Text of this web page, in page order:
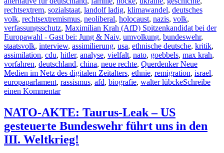
rechtsextrem, sozialstaat, landolf ladig, klimawandel, deutsches
volk, rechtsextremismus, neoliberal, holocaust, nazis, volk,
verfassungsschutz, Maximilian Krah (AfD) Spitzenkandidat bei der
Europawahl - Gast bei: Jung & Naiv, umvolkung, bundeswehr,
staatsvolk, interview, assimilierung, usa, ethnische deutsche, kritik,
assimilation, cdu, hitler, analyse, vielfalt, nato, goebbels, max krah,
vorfahren, deutschland, china, neue rechte, Querdenker Neue
Medien im Netz des digitalen Zeitalters, ethnie, remigration, israel,
europaparlament, rassismus, afd, biografie, walter lübckeSchreibe
einen Kommentarzu
Krah
(AfD)
Spitzenkandidat
bei
der
NATO-AKTE: Taurus-Leak – US
gesteuerte Bundeswehr führt uns in den
III. Weltkrieg!